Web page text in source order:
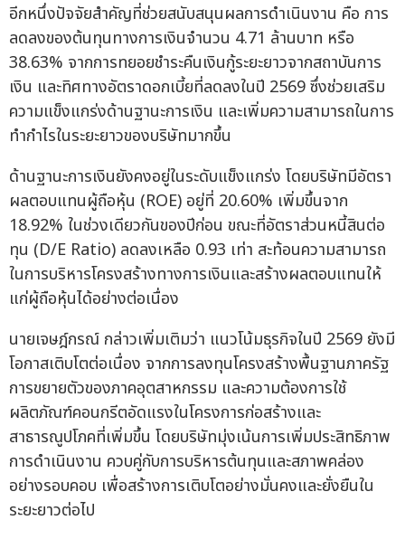
อีกหนึ่งปัจจัยสำคัญที่ช่วยสนับสนุนผลการดำเนินงาน คือ การ
ลดลงของต้นทุนทางการเงินจำนวน 4.71 ล้านบาท หรือ
38.63% จากการทยอยชำระคืนเงินกู้ระยะยาวจากสถาบันการ
เงิน และทิศทางอัตราดอกเบี้ยที่ลดลงในปี 2569 ซึ่งช่วยเสริม
ความแข็งแกร่งด้านฐานะการเงิน และเพิ่มความสามารถในการ
ทำกำไรในระยะยาวของบริษัทมากขึ้น
ด้านฐานะการเงินยังคงอยู่ในระดับแข็งแกร่ง โดยบริษัทมีอัตรา
ผลตอบแทนผู้ถือหุ้น (ROE) อยู่ที่ 20.60% เพิ่มขึ้นจาก
18.92% ในช่วงเดียวกันของปีก่อน ขณะที่อัตราส่วนหนี้สินต่อ
ทุน (D/E Ratio) ลดลงเหลือ 0.93 เท่า สะท้อนความสามารถ
ในการบริหารโครงสร้างทางการเงินและสร้างผลตอบแทนให้
แก่ผู้ถือหุ้นได้อย่างต่อเนื่อง
นายเจษฎ์กรณ์ กล่าวเพิ่มเติมว่า แนวโน้มธุรกิจในปี 2569 ยังมี
โอกาสเติบโตต่อเนื่อง จากการลงทุนโครงสร้างพื้นฐานภาครัฐ
การขยายตัวของภาคอุตสาหกรรม และความต้องการใช้
ผลิตภัณฑ์คอนกรีตอัดแรงในโครงการก่อสร้างและ
สาธารณูปโภคที่เพิ่มขึ้น โดยบริษัทมุ่งเน้นการเพิ่มประสิทธิภาพ
การดำเนินงาน ควบคู่กับการบริหารต้นทุนและสภาพคล่อง
อย่างรอบคอบ เพื่อสร้างการเติบโตอย่างมั่นคงและยั่งยืนใน
ระยะยาวต่อไป